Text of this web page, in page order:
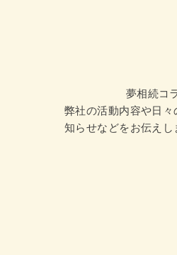
夢相続コ
弊社の活動内容や日
知らせなどをお伝えし